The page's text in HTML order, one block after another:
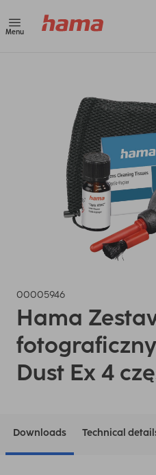
Menu
00005946
Hama
Dust Ex 4
Downloads Technical